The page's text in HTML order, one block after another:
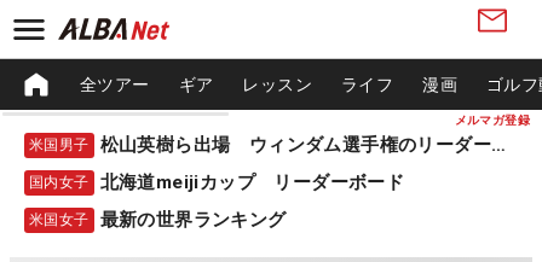
メルマガ登録
全ツアー ギア レッスン ライフ 漫画 ゴル
米国男子 松山英樹ら出場 ウィンダム選手権のリーダーボード
国内女子 北海道meijiカップ リーダーボード
米国女子 最新の世界ランキング